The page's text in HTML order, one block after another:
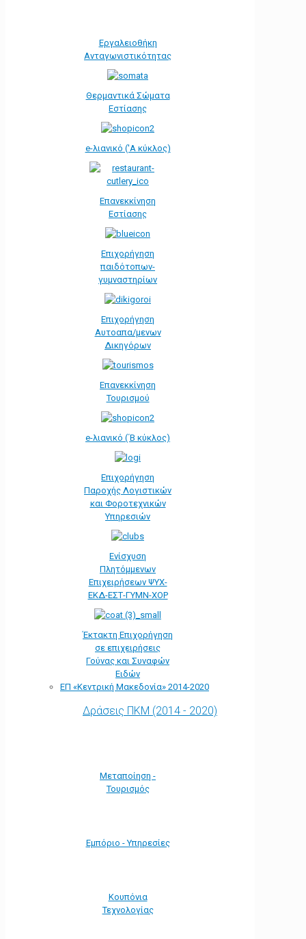
Εργαλειοθήκη
Ανταγωνιστικότητας
Θερμαντικά Σώματα
Εστίασης
e-λιανικό ('Α κύκλος)
Επανεκκίνηση
Εστίασης
Επιχορήγηση
παιδότοπων-
γυμναστηρίων
Επιχορήγηση
Αυτοαπα/μενων
Δικηγόρων
Επανεκκίνηση
Τουρισμού
e-λιανικό (΄Β κύκλος)
Επιχορήγηση
Παροχής Λογιστικών
και Φοροτεχνικών
Υπηρεσιών
Ενίσχυση
Πλητόμμενων
Επιχειρήσεων ΨΥΧ-
ΕΚΔ-ΕΣΤ-ΓΥΜΝ-ΧΟΡ
Έκτακτη Επιχορήγηση
σε επιχειρήσεις
Γούνας και Συναφών
Ειδών
ΕΠ «Kεντρική Μακεδονία» 2014-2020
Δράσεις ΠΚΜ (2014 - 2020)
Μεταποίηση -
Τουρισμός
Εμπόριο - Υπηρεσίες
Κουπόνια
Τεχνολογίας